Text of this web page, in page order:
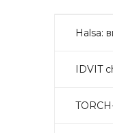
Halsa:
IDVIT